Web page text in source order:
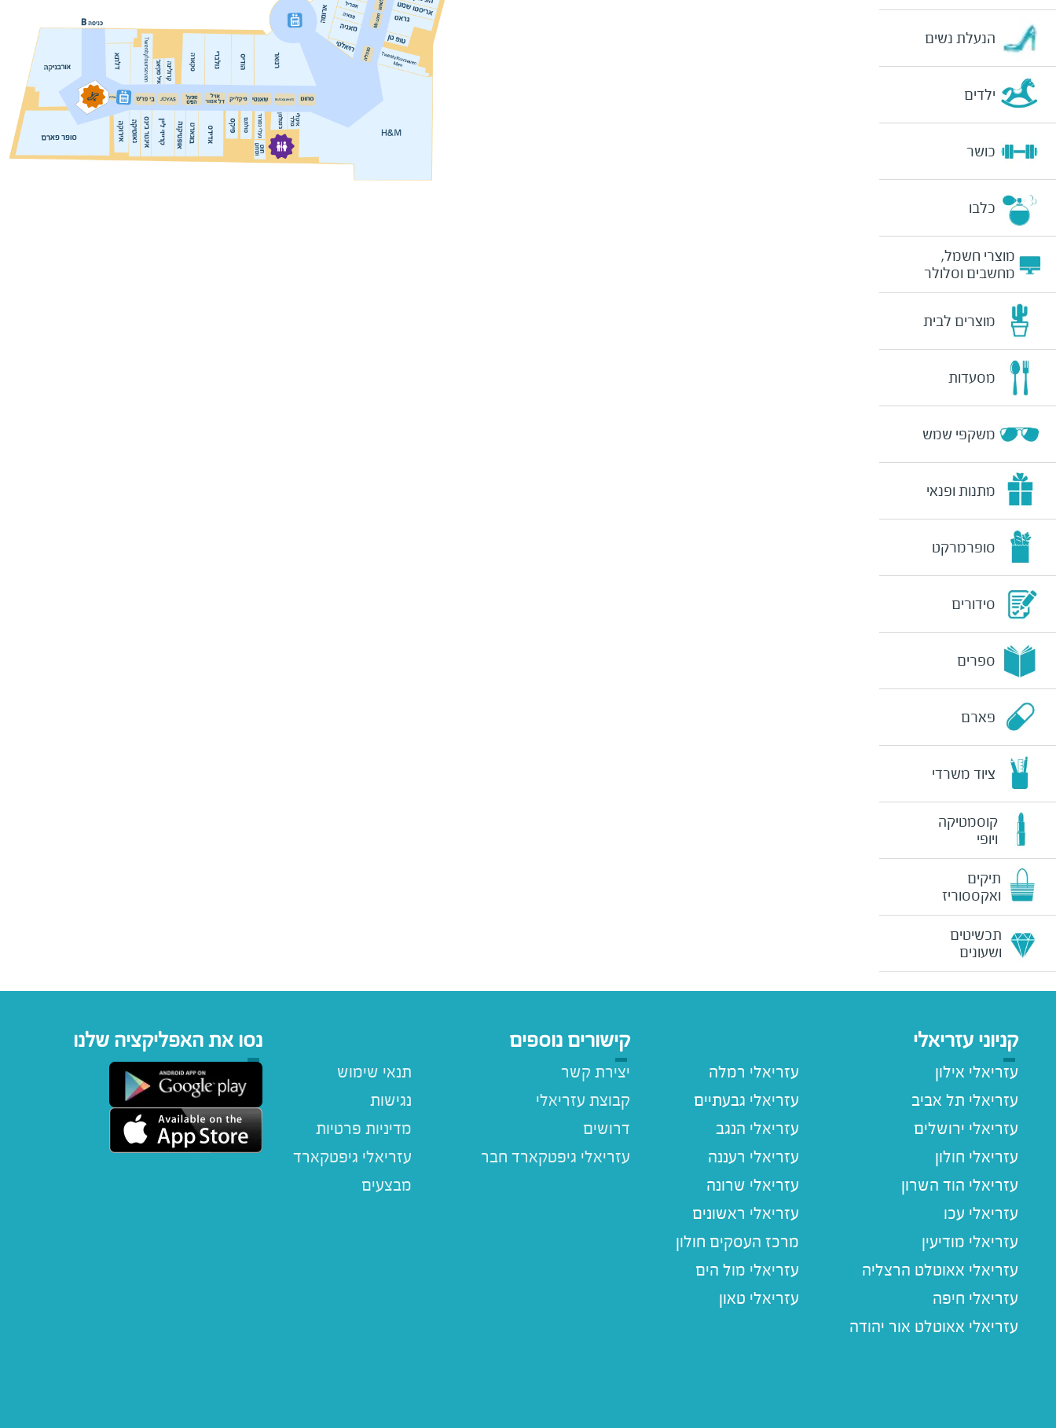
הנעלת נשים
ילדים
כושר
כלבו
מוצרי חשמל,
מחשבים וסלולר
מוצרים לבית
מסעדות
משקפי שמש
מתנות ופנאי
סופרמרקט
סידורים
ספרים
פארם
ציוד משרדי
קוסמטיקה
ויופי
תיקים
ואקססוריז
תכשיטים
ושעונים
קניוני עזריאלי
עזריאלי אילון
עזריאלי תל אביב
עזריאלי ירושלים
עזריאלי חולון
עזריאלי הוד השרון
עזריאלי עכו
עזריאלי מודיעין
עזריאלי אאוטלט הרצליה
עזריאלי חיפה
עזריאלי אאוטלט אור יהודה
עזריאלי רמלה
עזריאלי גבעתיים
עזריאלי הנגב
עזריאלי רעננה
עזריאלי שרונה
עזריאלי ראשונים
מרכז העסקים חולון
עזריאלי מול הים
עזריאלי טאון
קישורים נוספים
תנאי שימוש
נגישות
מדיניות פרטיות
עזריאלי גיפטקארד
מבצעים
יצירת קשר
קבוצת עזריאלי
דרושים
נסו את האפליקציה שלנו